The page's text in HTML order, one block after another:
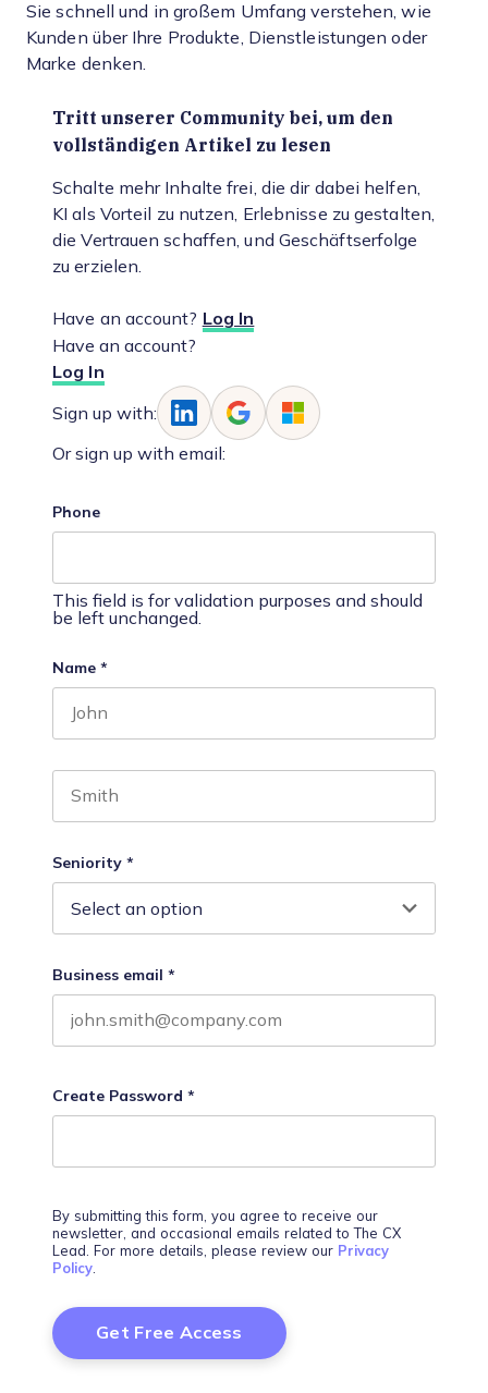
Sie schnell und in großem Umfang verstehen, wie
Kunden über Ihre Produkte, Dienstleistungen oder
Marke denken.
Tritt unserer Community bei, um den
vollständigen Artikel zu lesen
Schalte mehr Inhalte frei, die dir dabei helfen,
KI als Vorteil zu nutzen, Erlebnisse zu gestalten,
die Vertrauen schaffen, und Geschäftserfolge
zu erzielen.
Have an account? Log In
Have an account?
Log In
Sign up with:
Or sign up with email:
Phone
This field is for validation purposes and should
be left unchanged.
Name *
Seniority *
Business email *
Create Password *
By submitting this form, you agree to receive our
newsletter, and occasional emails related to The CX
Lead. For more details, please review our Privacy
Policy.